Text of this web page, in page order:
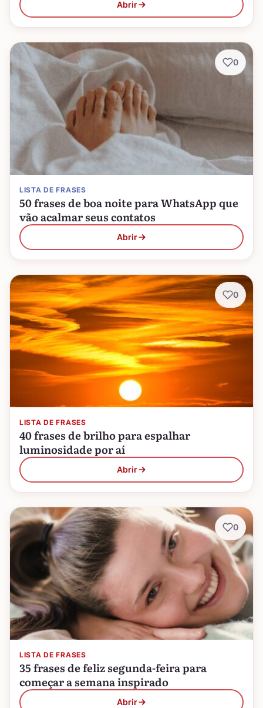
Abrir
LISTA DE FRASES
50 frases de boa noite para WhatsApp que
vão acalmar seus contatos
Abrir
0
LISTA DE FRASES
40 frases de brilho para espalhar
luminosidade por aí
Abrir
0
LISTA DE FRASES
35 frases de feliz segunda-feira para
começar a semana inspirado
Abrir
0